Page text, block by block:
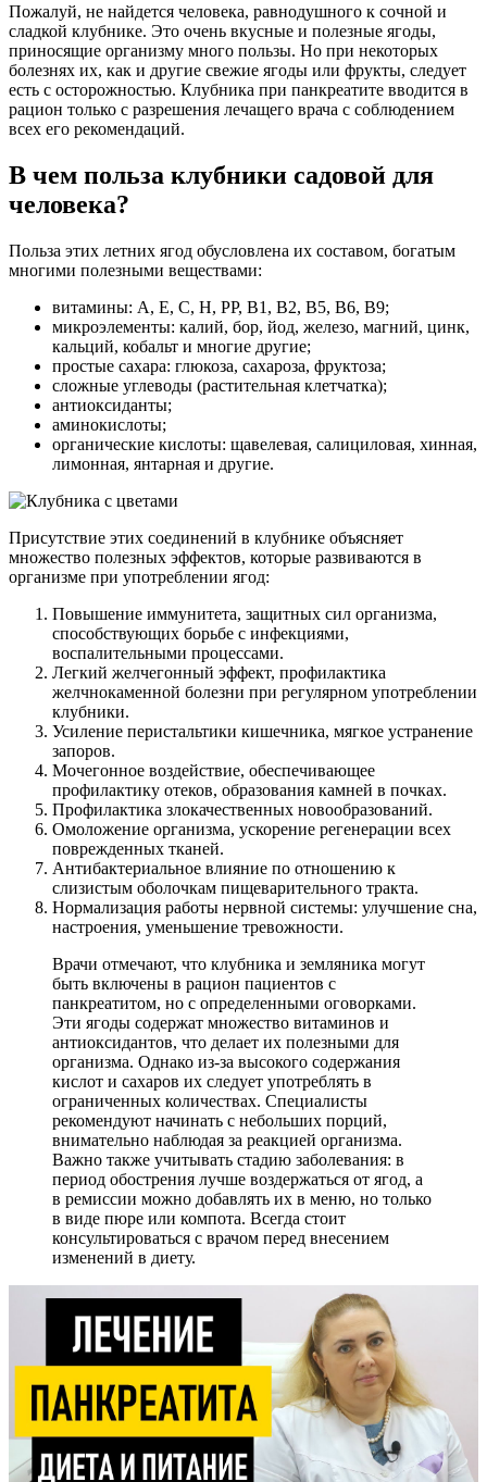
Пожалуй, не найдется человека, равнодушного к сочной и
сладкой клубнике. Это очень вкусные и полезные ягоды,
приносящие организму много пользы. Но при некоторых
болезнях их, как и другие свежие ягоды или фрукты, следует
есть с осторожностью. Клубника при панкреатите вводится в
рацион только с разрешения лечащего врача с соблюдением
всех его рекомендаций.
В чем польза клубники садовой для
человека?
Польза этих летних ягод обусловлена их составом, богатым
многими полезными веществами:
витамины: A, E, C, H, PP, B1, B2, B5, B6, B9;
микроэлементы: калий, бор, йод, железо, магний, цинк,
кальций, кобальт и многие другие;
простые сахара: глюкоза, сахароза, фруктоза;
сложные углеводы (растительная клетчатка);
антиоксиданты;
аминокислоты;
органические кислоты: щавелевая, салициловая, хинная,
лимонная, янтарная и другие.
Присутствие этих соединений в клубнике объясняет
множество полезных эффектов, которые развиваются в
организме при употреблении ягод:
Повышение иммунитета, защитных сил организма,
способствующих борьбе с инфекциями,
воспалительными процессами.
Легкий желчегонный эффект, профилактика
желчнокаменной болезни при регулярном употреблении
клубники.
Усиление перистальтики кишечника, мягкое устранение
запоров.
Мочегонное воздействие, обеспечивающее
профилактику отеков, образования камней в почках.
Профилактика злокачественных новообразований.
Омоложение организма, ускорение регенерации всех
поврежденных тканей.
Антибактериальное влияние по отношению к
слизистым оболочкам пищеварительного тракта.
Нормализация работы нервной системы: улучшение сна,
настроения, уменьшение тревожности.
Врачи отмечают, что клубника и земляника могут
быть включены в рацион пациентов с
панкреатитом, но с определенными оговорками.
Эти ягоды содержат множество витаминов и
антиоксидантов, что делает их полезными для
организма. Однако из-за высокого содержания
кислот и сахаров их следует употреблять в
ограниченных количествах. Специалисты
рекомендуют начинать с небольших порций,
внимательно наблюдая за реакцией организма.
Важно также учитывать стадию заболевания: в
период обострения лучше воздержаться от ягод, а
в ремиссии можно добавлять их в меню, но только
в виде пюре или компота. Всегда стоит
консультироваться с врачом перед внесением
изменений в диету.